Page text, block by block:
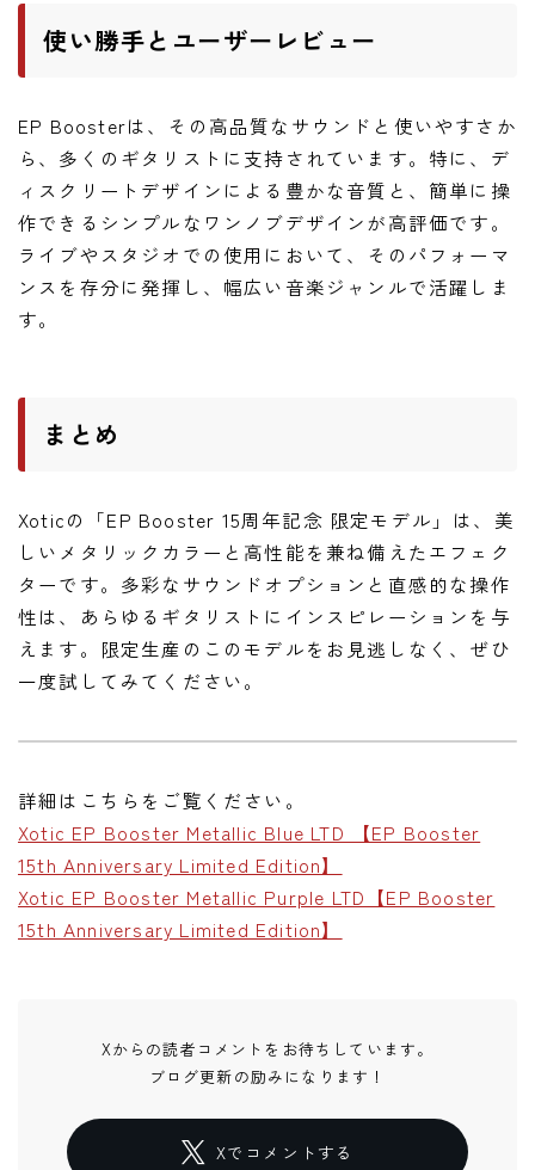
使い勝手とユーザーレビュー
EP Boosterは、その高品質なサウンドと使いやすさか
ら、多くのギタリストに支持されています。特に、デ
ィスクリートデザインによる豊かな音質と、簡単に操
作できるシンプルなワンノブデザインが高評価です。
ライブやスタジオでの使用において、そのパフォーマ
ンスを存分に発揮し、幅広い音楽ジャンルで活躍しま
す。
まとめ
Xoticの「EP Booster 15周年記念 限定モデル」は、美
しいメタリックカラーと高性能を兼ね備えたエフェク
ターです。多彩なサウンドオプションと直感的な操作
性は、あらゆるギタリストにインスピレーションを与
えます。限定生産のこのモデルをお見逃しなく、ぜひ
一度試してみてください。
詳細はこちらをご覧ください。
Xotic EP Booster Metallic Blue LTD 【EP Booster
15th Anniversary Limited Edition】
Xotic EP Booster Metallic Purple LTD【EP Booster
15th Anniversary Limited Edition】
Xからの読者コメントをお待ちしています。
ブログ更新の励みになります！
Xでコメントする